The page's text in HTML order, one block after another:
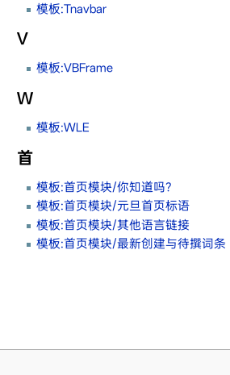
模板:Tnavbar
V
模板:VBFrame
W
模板:WLE
首
模板:首页模块/你知道吗？
模板:首页模块/元旦首页标语
模板:首页模块/其他语言链接
模板:首页模块/最新创建与待撰词条